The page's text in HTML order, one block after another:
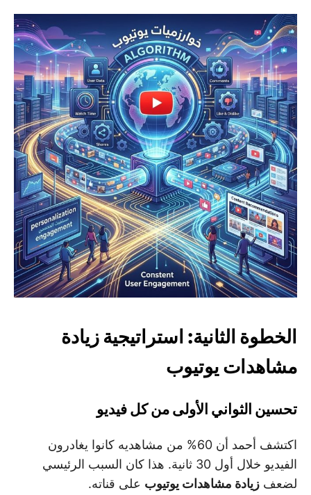
الخطوة الثانية: استراتيجية زيادة
مشاهدات يوتيوب
تحسين الثواني الأولى من كل فيديو
اكتشف أحمد أن 60% من مشاهديه كانوا يغادرون
الفيديو خلال أول 30 ثانية. هذا كان السبب الرئيسي
لضعف زيادة مشاهدات يوتيوب على قناته.